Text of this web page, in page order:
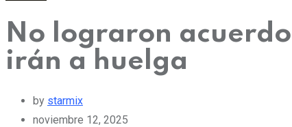
No lograron
irán a huelga
by starmix
noviembre 12, 2025